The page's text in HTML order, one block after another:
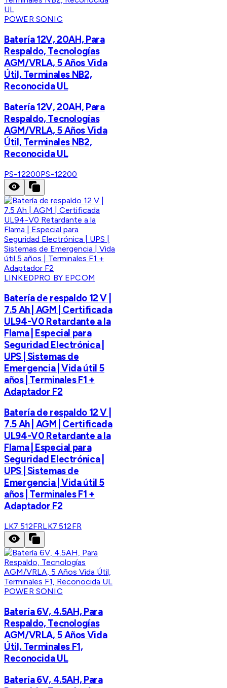
POWER SONIC
Batería 12V, 20AH, Para
Respaldo, Tecnologías
AGM/VRLA, 5 Años Vida
Útil, Terminales NB2,
Reconocida UL
Batería 12V, 20AH, Para
Respaldo, Tecnologías
AGM/VRLA, 5 Años Vida
Útil, Terminales NB2,
Reconocida UL
PS-12200PS-12200
LINKEDPRO BY EPCOM
Batería de respaldo 12 V |
7.5 Ah | AGM | Certificada
UL94-V0 Retardante a la
Flama | Especial para
Seguridad Electrónica |
UPS | Sistemas de
Emergencia | Vida útil 5
años | Terminales F1 +
Adaptador F2
Batería de respaldo 12 V |
7.5 Ah | AGM | Certificada
UL94-V0 Retardante a la
Flama | Especial para
Seguridad Electrónica |
UPS | Sistemas de
Emergencia | Vida útil 5
años | Terminales F1 +
Adaptador F2
LK7.512FRLK7.512FR
POWER SONIC
Batería 6V, 4.5AH, Para
Respaldo, Tecnologías
AGM/VRLA, 5 Años Vida
Útil, Terminales F1,
Reconocida UL
Batería 6V, 4.5AH, Para